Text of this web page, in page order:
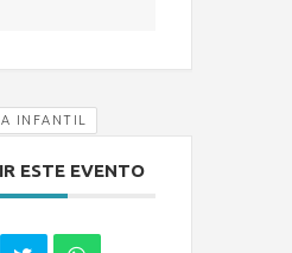
INFANTIL
ESTE EVENTO